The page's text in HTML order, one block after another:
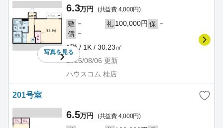
写真を見る
6.3万円 (共益費 4,000円)
敷 － 礼 100,000円 保 －
償 －
1階 / 1K / 30.23㎡
2026/08/06 更新
ハウスコム 桂店
201号室
6.5万円 (共益費 4,000円)